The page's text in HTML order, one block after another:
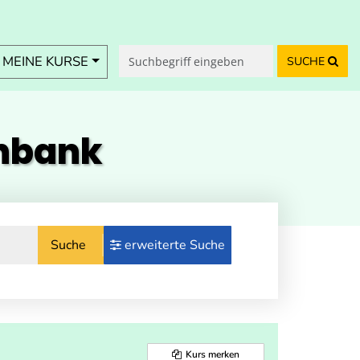
KURSE SUCHE
Suche erweiterte Suche
Kurs merken